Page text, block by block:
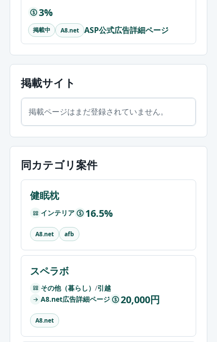
$ 3%
掲載中 A8.net ASP公式広告詳細ページ
掲載サイト
掲載ページはまだ登録されていません。
同カテゴリ案件
健眠枕
インテリア $ 16.5%
A8.net afb
スペラボ
その他（暮らし） /引越
A8.net広告詳細ページ
$ 20,000円
A8.net